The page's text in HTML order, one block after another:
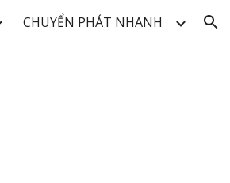
CHUYỂN PHÁT NHANH